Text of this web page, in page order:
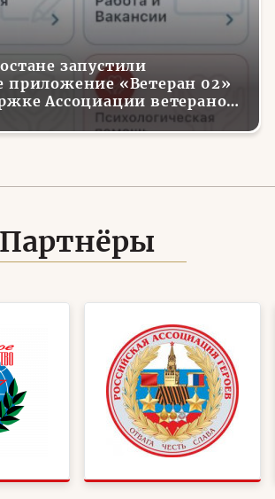
запустили
приложение «Ветеран 02»
Ассоциации ветеранов
Партнёры